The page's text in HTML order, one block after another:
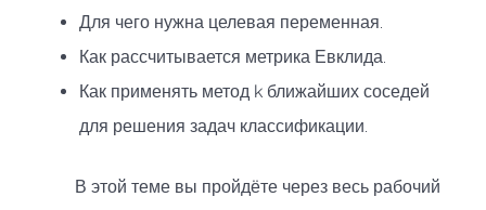
Для чего нужна целевая переменная.
Как рассчитывается метрика Евклида.
Как применять метод k ближайших соседей
для решения задач классификации.
В этой теме вы пройдёте через весь рабочий